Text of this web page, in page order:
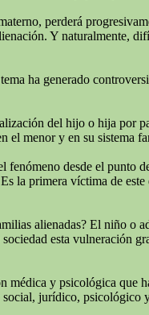
perderá
Y naturalmente,
ha generado
del hijo o hija por
el menor y en su sistema
desde el punto
la primera víctima de este
alienadas? El niño o
esta vulneración
médica y psicológica que
social, jurídico,